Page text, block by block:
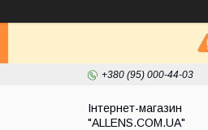
+380 (95) 000-44-03
Інтернет-магазин
"ALLENS.COM.UA"